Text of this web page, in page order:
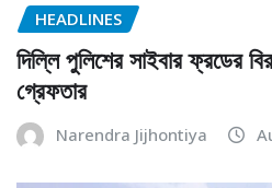
HEADLINES
দিল্লি পুলিশের সাইবার ফ্রডের
গ্রেফতার
Narendra Jijhontiya